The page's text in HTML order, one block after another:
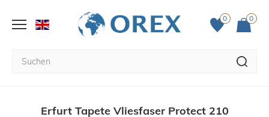
0 0
Erfurt Tapete Vliesfaser Protect 210